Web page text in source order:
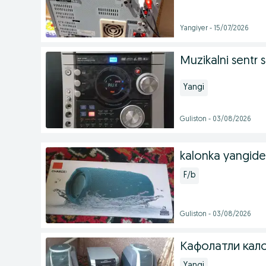
Yangiyer - 15/07/2026
Muzikalni sentr
Yangi
Guliston - 03/08/2026
kalonka
F/b
Guliston - 03/08/2026
Кафолатли